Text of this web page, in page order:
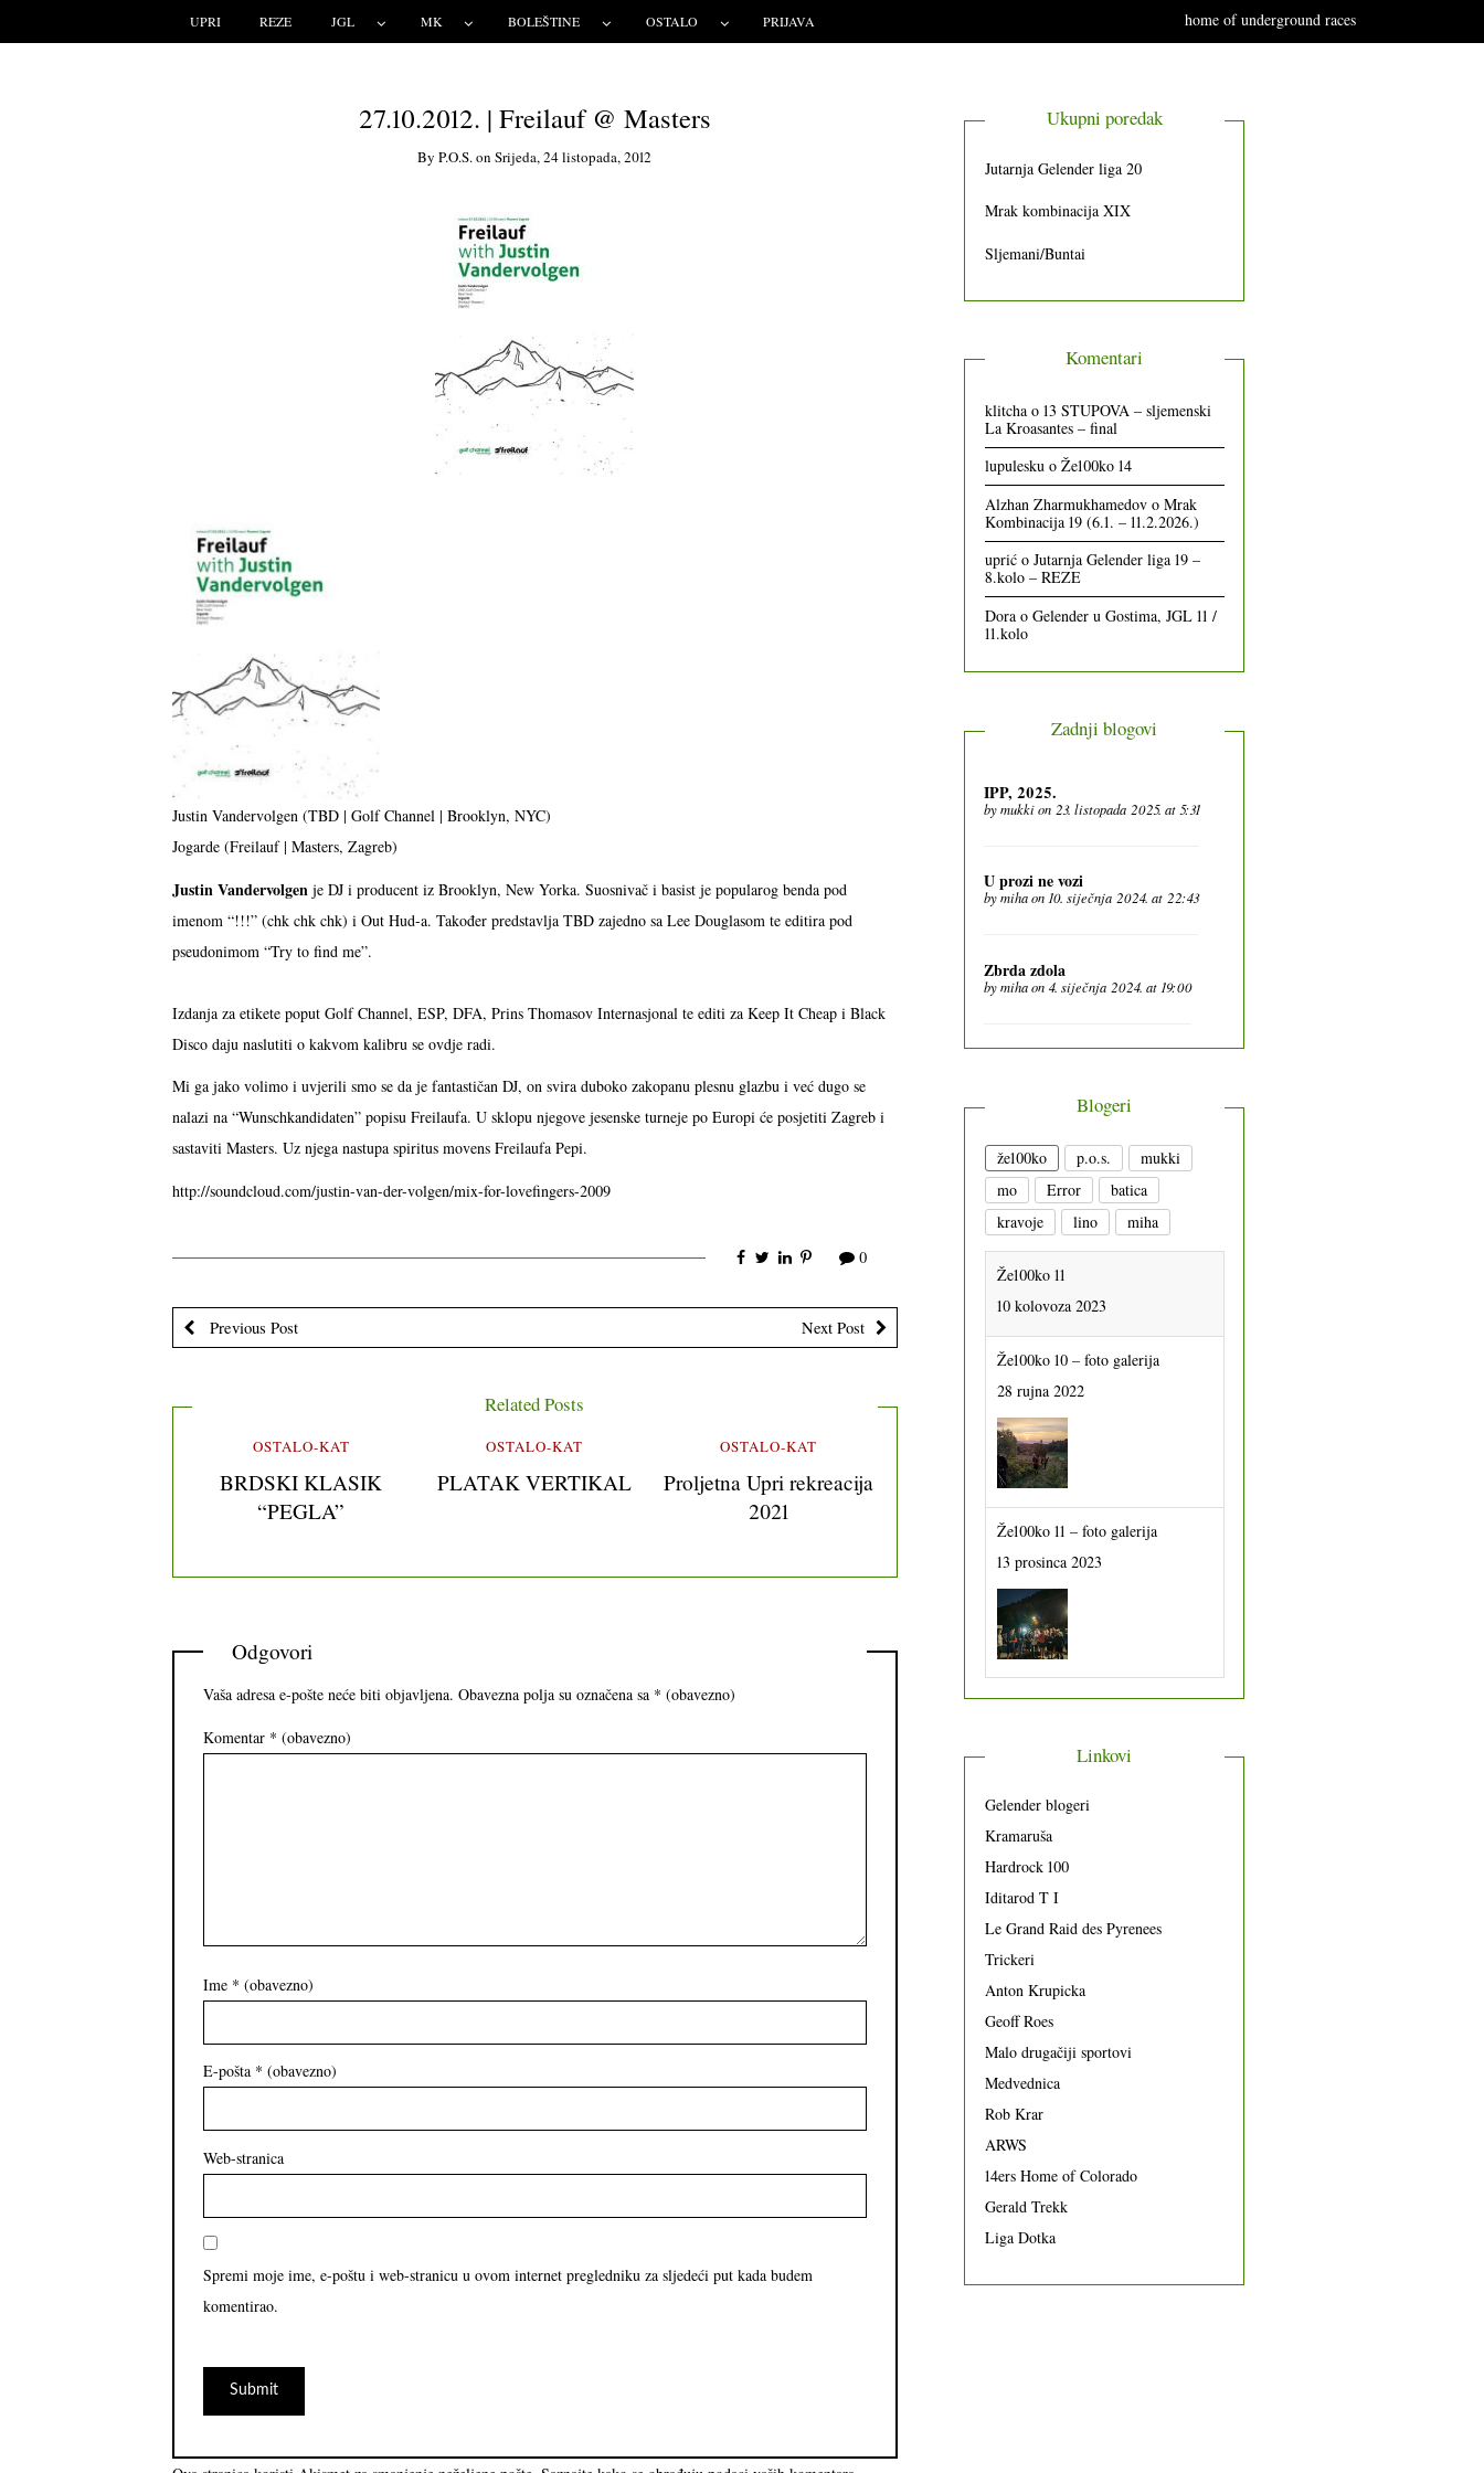
UPRI REZE JGL MK BOLEŠTINE OSTALO PRIJAVA home of underground races
27.10.2012. | Freilauf @ Masters
ByP.o.s.onSrijeda, 24 listopada, 2012
Justin Vandervolgen (TBD | Golf Channel | Brooklyn, NYC)
Jogarde (Freilauf | Masters, Zagreb)
Justin Vandervolgenje DJ i producent iz Brooklyn, New Yorka. Suosnivač i basist je popularog benda pod
imenom “!!!” (chk chk chk) i Out Hud-a. Također predstavlja TBD zajedno sa Lee Douglasom te editira pod
pseudonimom “Try to find me”.
Izdanja za etikete poput Golf Channel, ESP, DFA, Prins Thomasov Internasjonal te editi za Keep It Cheap i Black
Disco daju naslutiti o kakvom kalibru se ovdje radi.
Mi ga jako volimo i uvjerili smo se da je fantastičan DJ, on svira duboko zakopanu plesnu glazbu i već dugo se
nalazi na “Wunschkandidaten” popisu Freilaufa. U sklopu njegove jesenske turneje po Europi će posjetiti Zagreb i
sastaviti Masters. Uz njega nastupa spiritus movens Freilaufa Pepi.
http://soundcloud.com/justin-van-der-volgen/mix-for-lovefingers-2009
0
Previous Post Next Post
Related Posts
OSTALO-KAT
BRDSKI KLASIK
“PEGLA”
OSTALO-KAT
PLATAK VERTIKAL
OSTALO-KAT
Proljetna Upri rekreacija
2021
Odgovori
Vaša adresa e-pošte neće biti objavljena. Obavezna polja su označena sa * (obavezno)
Komentar * (obavezno)
Ime * (obavezno)
E-pošta * (obavezno)
Web-stranica
Spremi moje ime, e-poštu i web-stranicu u ovom internet pregledniku za sljedeći put kada budem
komentirao.
Ukupni poredak
Jutarnja Gelender liga 20
Mrak kombinacija XIX
Sljemani/Buntai
Komentari
klitchao 13 STUPOVA – sljemenski
La Kroasantes – final
lupuleskuo Že100ko 14
Alzhan Zharmukhamedovo Mrak
Kombinacija 19 (6.1. – 11.2.2026.)
uprićo Jutarnja Gelender liga 19 –
8.kolo – REZE
Dorao Gelender u Gostima, JGL 11 /
11.kolo
Zadnji blogovi
IPP, 2025.
bymukkion 23. listopada 2025. at 5:31
U prozi ne vozi
bymihaon 10. siječnja 2024. at 22:43
Zbrda zdola
bymihaon 4. siječnja 2024. at 19:00
Blogeri
že100ko p.o.s.
mukki
mo
Error
batica
kravoje
lino miha
Že100ko 11
10 kolovoza 2023
Že100ko 10 – foto galerija
28 rujna 2022
Že100ko 11 – foto galerija
13 prosinca 2023
Linkovi
Gelender blogeri
Kramaruša
Hardrock 100
Iditarod T I
Le Grand Raid des Pyrenees
Trickeri
Anton Krupicka
Geoff Roes
Malo drugačiji sportovi
Medvednica
Rob Krar
ARWS
14ers Home of Colorado
Gerald Trekk
Liga Dotka